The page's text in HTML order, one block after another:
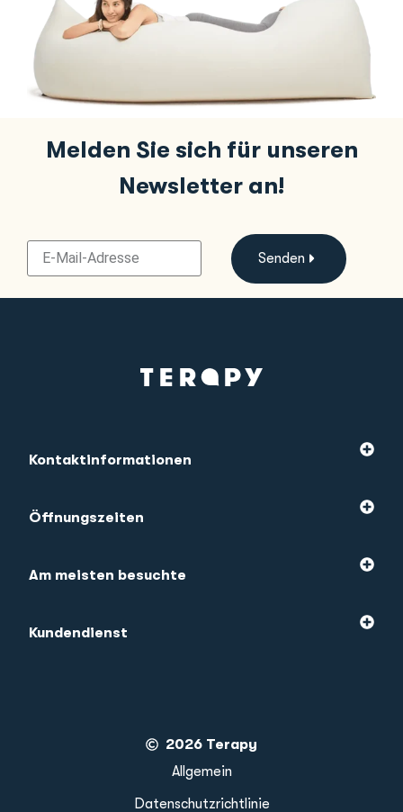
Melden Sie sich für unseren
Newsletter an!
Senden
Kontaktinformationen
Öffnungszeiten
Am meisten besuchte
Kundendienst
2026 Terapy
Allgemein
Datenschutzrichtlinie